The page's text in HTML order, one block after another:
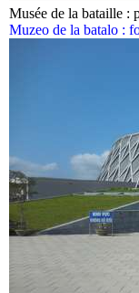
Musée de la bataille :
Muzeo de la batalo :